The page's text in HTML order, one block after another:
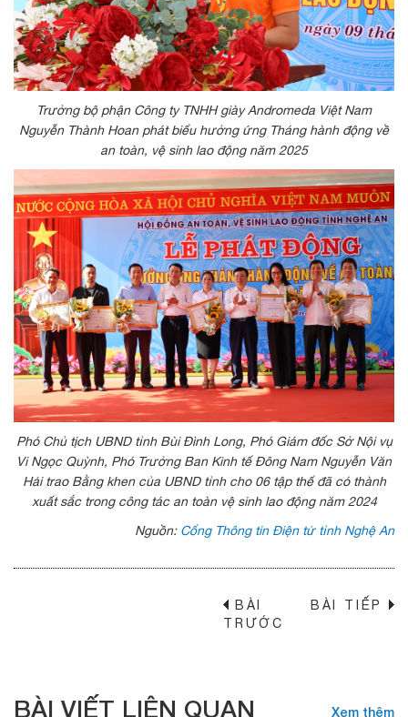
Trưởng bộ phận Công ty TNHH giày Andromeda Việt Nam
Nguyễn Thành Hoan phát biểu hưởng ứng Tháng hành động về
an toàn, vệ sinh lao động năm 2025
Phó Chủ tịch UBND tỉnh Bùi Đình Long, Phó Giám đốc Sở Nội vụ
Vi Ngọc Quỳnh, Phó Trưởng Ban Kinh tế Đông Nam Nguyễn Văn
Hải trao Bằng khen của UBND tỉnh cho 06 tập thể đã có thành
xuất sắc trong công tác an toàn vệ sinh lao động năm 2024
Nguồn: Cổng Thông tin Điện tử tỉnh Nghệ An
BÀI
TRƯỚC
BÀI TIẾP →
BÀI VIẾT LIÊN QUAN Xem thêm